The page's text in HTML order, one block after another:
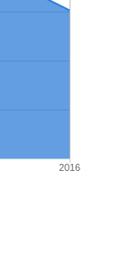
2016